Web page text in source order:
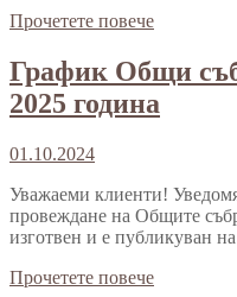
Прочетете повече
График Общи
2025 година
01.10.2024
Уважаеми клиенти!
провеждане на Общите
изготвен и е публикуван
Прочетете повече